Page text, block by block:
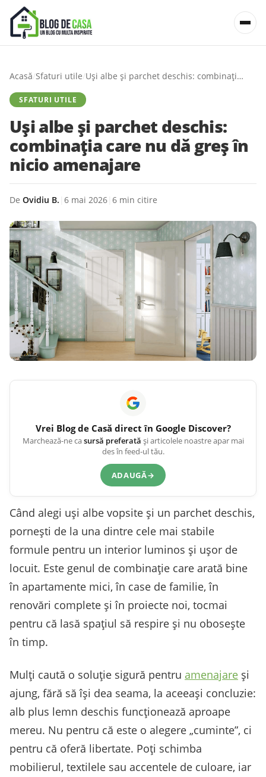
Acasă/Sfaturi utile/ Uși albe și parchet deschis: combinația care nu dă greș în nicio amenajare
SFATURI UTILE
Uși albe și parchet deschis:
combinația care nu dă greș în
nicio amenajare
De Ovidiu B. 6 mai 2026 6 min citire
Vrei Blog de Casă direct în Google Discover?
Marchează-ne casursă preferată și articolele noastre apar mai
des în feed-ul tău.
ADAUGĂ→
Când alegi uși albe vopsite și un parchet deschis,
pornești de la una dintre cele mai stabile
formule pentru un interior luminos și ușor de
locuit. Este genul de combinație care arată bine
în apartamente mici, în case de familie, în
renovări complete și în proiecte noi, tocmai
pentru că lasă spațiul să respire și nu obosește
în timp.
Mulți caută o soluție sigură pentru amenajare și
ajung, fără să își dea seama, la aceeași concluzie:
alb plus lemn deschis funcționează aproape
mereu. Nu pentru că este o alegere „cuminte”, ci
pentru că oferă libertate. Poți schimba
mobilierul, textilele sau accentele de culoare, iar